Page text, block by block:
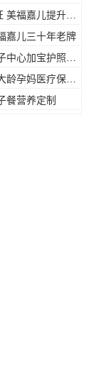
福嘉儿提升过签
嘉儿三十年老牌
心加宝护照续签
孕妈医疗保障足
餐营养定制